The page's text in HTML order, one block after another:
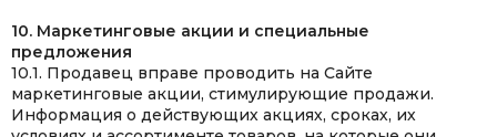
10. Маркетинговые акции и специальные
предложения
10.1. Продавец вправе проводить на Сайте
маркетинговые акции, стимулирующие продажи.
Информация о действующих акциях, сроках, их